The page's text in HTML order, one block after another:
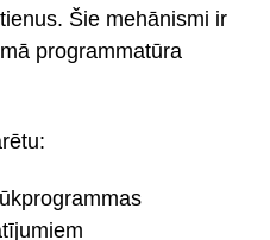
Šie mehānismi ir
programmatūra